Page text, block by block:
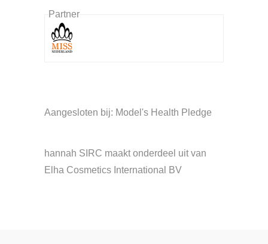
Partner
Aangesloten bij: Model's Health Pledge
hannah SIRC maakt onderdeel uit van
Elha Cosmetics International BV